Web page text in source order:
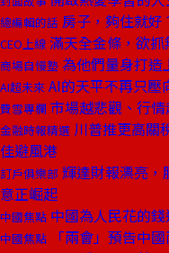
總編輯的話 房子，夠住就好
CEO上線 滿天全金條，欲抓
商場自慢塾 為他們量身打造
AI超未來 AI的天平不再只壓
費雪專欄 市場越悲觀、行
金融時報精選 川普推更高關
佳避風港
訂戶俱樂部 輝達財報漂亮，
意正崛起
中國焦點 中國為人民花的
中國焦點 「兩會」預告中